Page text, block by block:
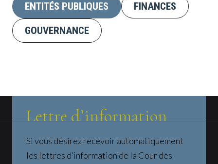
ENTITÉS PUBLIQUES FINANCES
GOUVERNANCE
Lettre d’information
Si vous désirez recevoir automatiquement
les lettres d’information de la Cour des